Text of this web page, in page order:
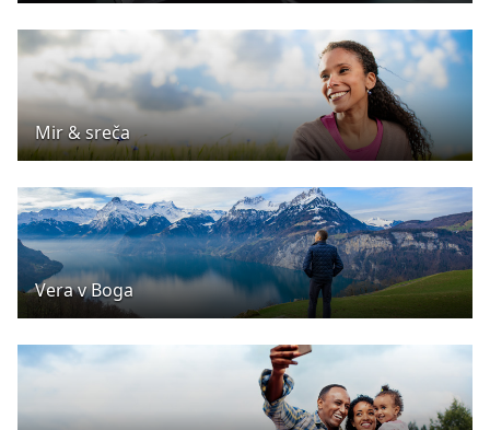
Mir & sreča
Vera v Boga